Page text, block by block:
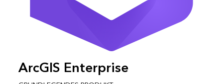
ArcGIS Enterprise